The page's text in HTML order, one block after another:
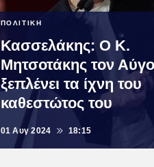
ΠΟΛΙΤΙΚΗ
Κασσελάκης: Ο Κ.
Μητσοτάκης τον
ξεπλένει τα ίχνη του
καθεστώτος του
01 Αυγ 2024 18:15